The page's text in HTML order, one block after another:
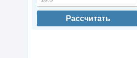
Рассчитать